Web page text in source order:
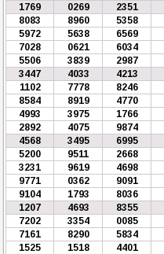
1769
0269 2351
8083
8960 5358
5972
5638 6569
7028
0621 6034
5506
3839 2987
3447
4033 4213
1102
7778 8246
8584
8919 4770
4993
3975 1766
2892
4075 9874
4568
3495 6995
5200
9511 2668
3231
9619 4698
9771
0362 9091
9104
1793 8036
1207
4693 8355
7202
3354 0085
7161
8290 5834
1525
1518 4401